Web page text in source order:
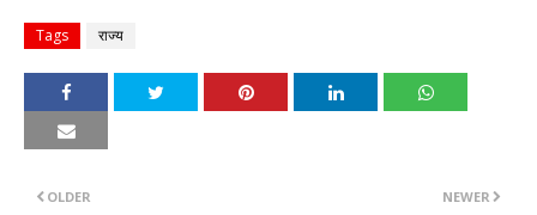
Tags राज्य
NEWER
OLDER